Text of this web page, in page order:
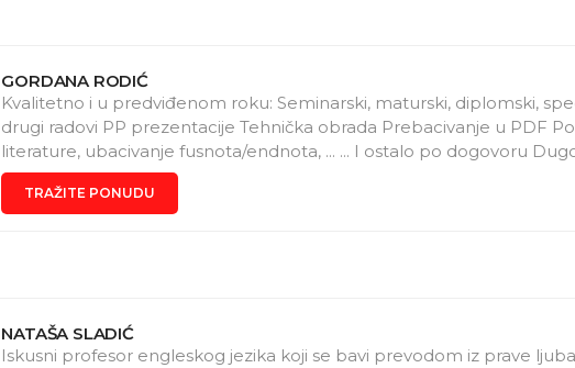
GORDANA RODIĆ
Kvalitetno i u predviđenom roku: Seminarski, maturski, diplomski,
drugi radovi PP prezentacije Tehnička obrada Prebacivanje u PDF
literature, ubacivanje fusnota/endnota, ... ... I ostalo po dogovoru
iskustvo i praktičan rad u MS Office paketu
TRAŽITE PONUDU
NATAŠA SLADIĆ
Iskusni profesor engleskog jezika koji se bavi prevodom iz prave